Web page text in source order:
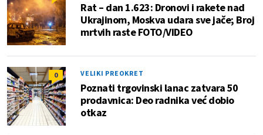
Rat – dan 1.623: Dronovi i rakete nad
Ukrajinom, Moskva udara sve jače; Broj
mrtvih raste FOTO/VIDEO
0 VELIKI PREOKRET
Poznati trgovinski lanac zatvara 50
prodavnica: Deo radnika već dobio
otkaz